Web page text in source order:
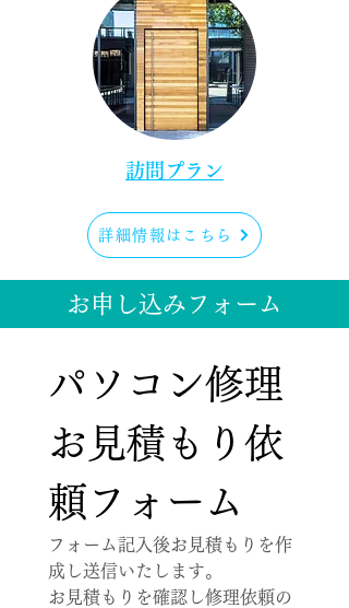
訪問プラン
詳細情報はこちら
お申し込みフォーム
パソコン修理
お見積もり依
頼フォーム
フォーム記入後お見積もりを作
成し送信いたします。
お見積もりを確認し修理依頼の